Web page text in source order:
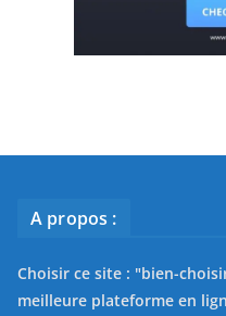
A propos :
Choisir ce site : "bien-
meilleure plateforme en